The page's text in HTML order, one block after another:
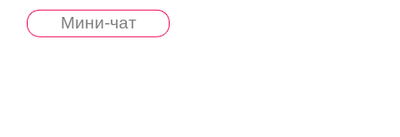
Мини-чат